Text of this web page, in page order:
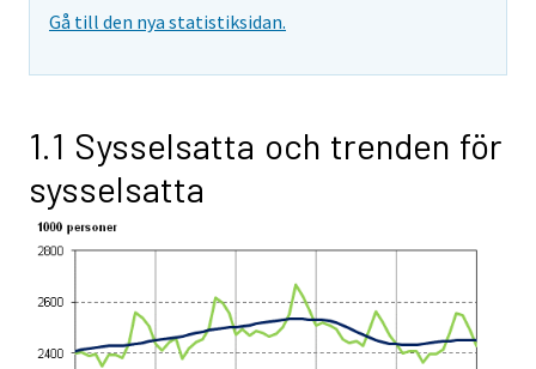
Gå till den nya statistiksidan.
1.1 Sysselsatta och trenden för
sysselsatta